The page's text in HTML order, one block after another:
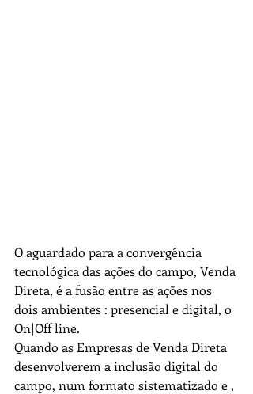
O aguardado para a convergência
tecnológica das ações do campo, Venda
Direta, é a fusão entre as ações nos
dois ambientes : presencial e digital, o
On|Off line.
Quando as Empresas de Venda Direta
desenvolverem a inclusão digital do
campo, num formato sistematizado e ,